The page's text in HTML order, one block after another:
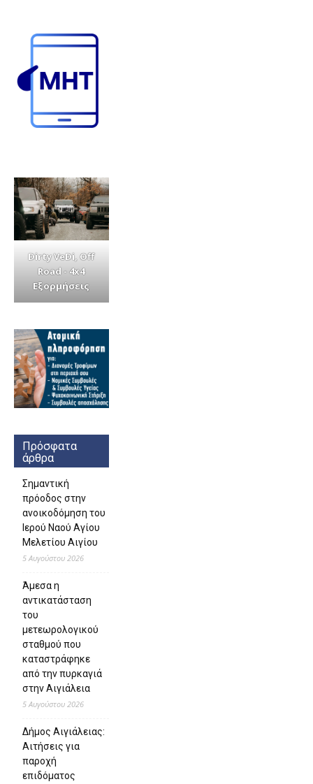
Dirty VeDi, Off
Road - 4x4
Εξορμήσεις
Πρόσφατα
άρθρα
Σημαντική
πρόοδος στην
ανοικοδόμηση του
Ιερού Ναού Αγίου
Μελετίου Αιγίου
5 Αυγούστου 2026
Άμεσα η
αντικατάσταση
του
μετεωρολογικού
σταθμού που
καταστράφηκε
από την πυρκαγιά
στην Αιγιάλεια
5 Αυγούστου 2026
Δήμος Αιγιάλειας:
Αιτήσεις για
παροχή
επιδόματος